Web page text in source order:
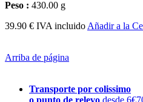
Peso : 430.00 g
39.90 € IVA incluido Añadir a la
Arriba de página
Transporte por colissimo
o punto de relevo desde